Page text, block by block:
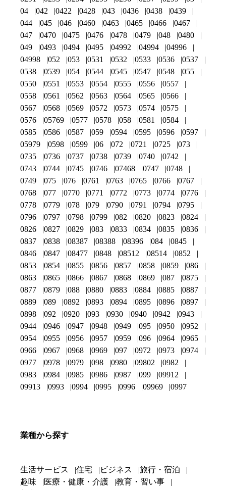
04
042 0422 0428 043 0436 0438
0439
044
045 046 0460 0463 0465 0466
0467
047
0470 0475 0476 0478 0479 048
0480
049
0493 0494 0495 04992 04994
04996
04998
052 053 0531 0532 0533 0536
0537
0538
0539 054 0544 0545 0547 0548
055
0550
0551 0553 0554 0555 0556
0557
0558
0561 0562 0563 0564 0565
0566
0567
0568 0569 0572 0573 0574
0575
0576
05769 0577 0578 058 0581
0584
0585
0586 0587 059 0594 0595 0596
0597
05979
0598 0599 06 072 0721 0725
073
0735
0736 0737 0738 0739 0740
0742
0743
0744 0745 0746 07468 0747
0748
0749
075 076 0761 0763 0765 0766
0767
0768
077 0770 0771 0772 0773 0774
0776
0778
0779 078 079 0790 0791 0794
0795
0796
0797 0798 0799 082 0820 0823
0824
0826
0827 0829 083 0833 0834 0835
0836
0837
0838 08387 08388 08396 084
0845
0846
0847 08477 0848 08512 08514
0852
0853
0854 0855 0856 0857 0858 0859
086
0863
0865 0866 0867 0868 0869 087
0875
0877
0879 088 0880 0883 0884 0885
0887
0889
089 0892 0893 0894 0895 0896
0897
0898
092 0920 093 0930 0940 0942
0943
0944
0946 0947 0948 0949 095 0950
0952
0954
0955 0956 0957 0959 096 0964
0965
0966
0967 0968 0969 097 0972 0973
0974
0977
0978 0979 098 0980 09802
0982
0983
0984 0985 0986 0987 099
09912
09913
0993 0994 0995 0996 09969 0997
業種から探す
生活サービス 住宅 ビジネス
旅行・宿泊
趣味
医療・健康・介護
教育・習い事